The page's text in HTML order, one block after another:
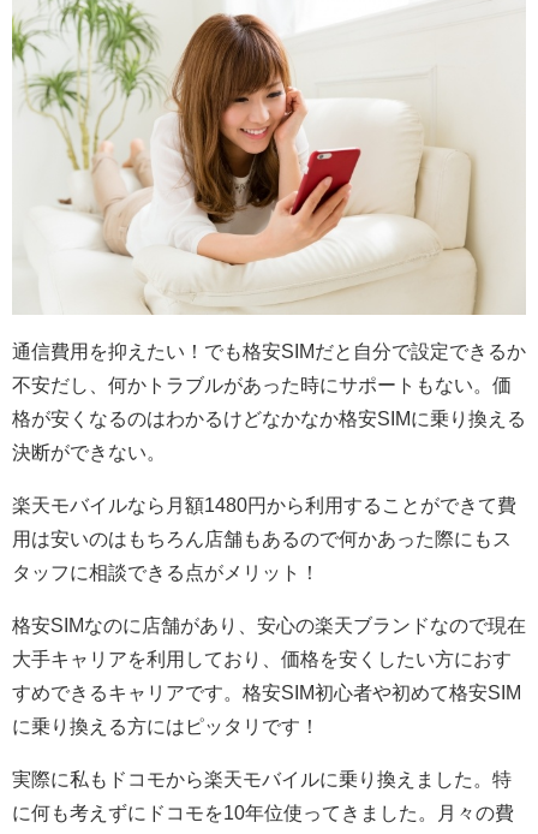
通信費用を抑えたい！でも格安SIMだと自分で設定できるか
不安だし、何かトラブルがあった時にサポートもない。価
格が安くなるのはわかるけどなかなか格安SIMに乗り換える
決断ができない。
楽天モバイルなら月額1480円から利用することができて費
用は安いのはもちろん店舗もあるので何かあった際にもス
タッフに相談できる点がメリット！
格安SIMなのに店舗があり、安心の楽天ブランドなので現在
大手キャリアを利用しており、価格を安くしたい方におす
すめできるキャリアです。格安SIM初心者や初めて格安SIM
に乗り換える方にはピッタリです！
実際に私もドコモから楽天モバイルに乗り換えました。特
に何も考えずにドコモを10年位使ってきました。月々の費